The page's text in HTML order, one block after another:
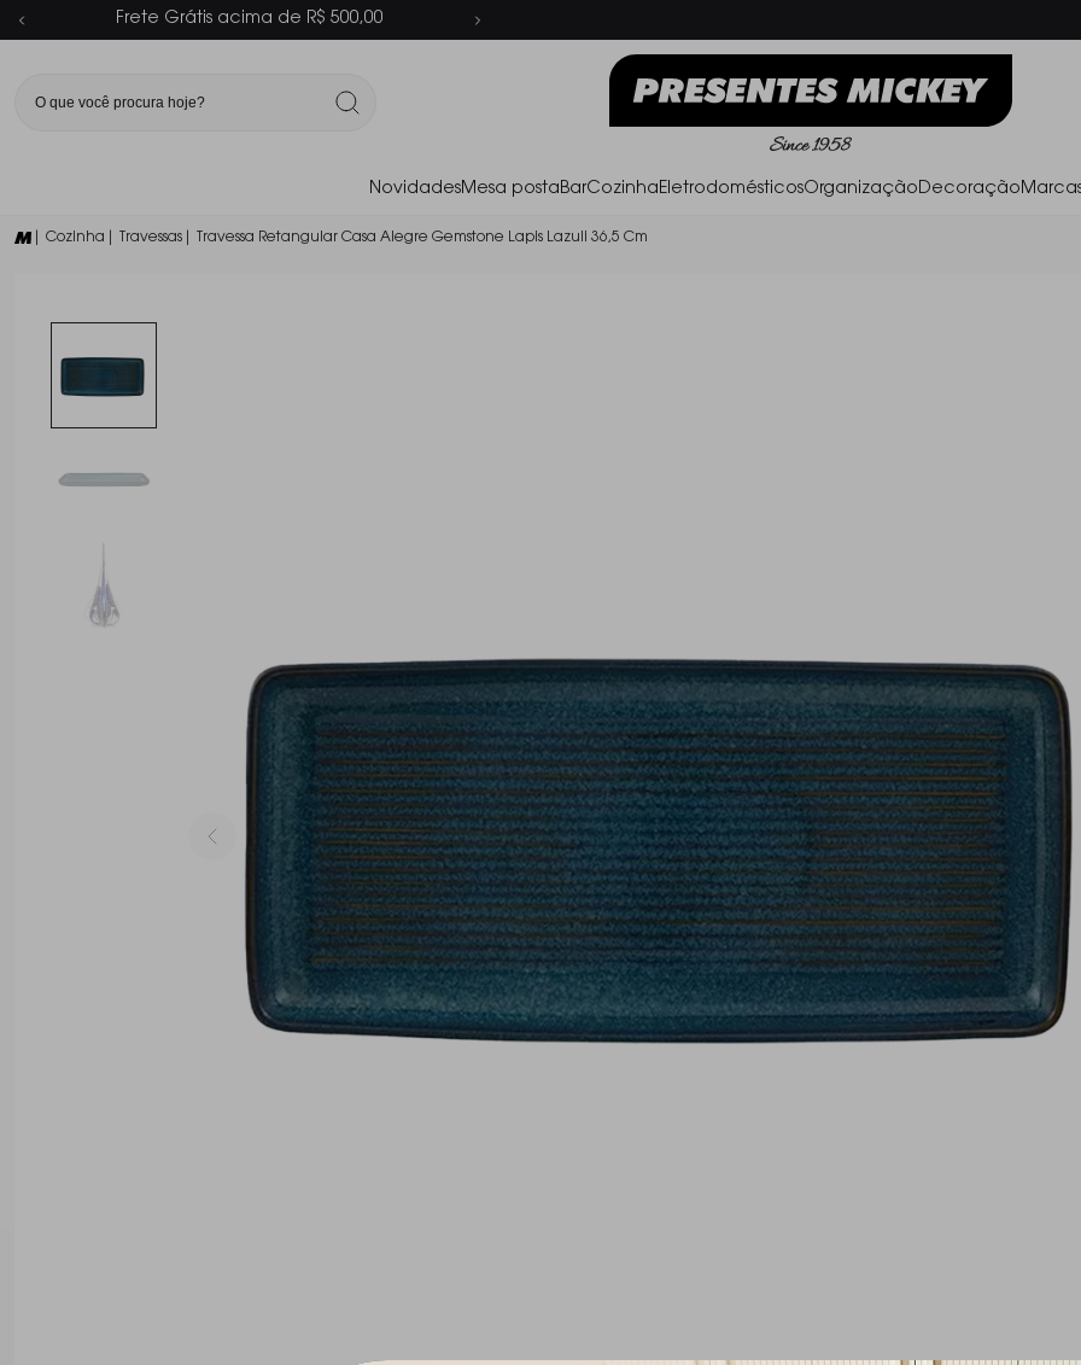
Parcelamento em até 6x sem juros
NovidadesMesa postaBarCozinhaEletrodomésticosOrganizaçãoDecoração
| Cozinha | Travessas | Travessa Retangular Casa Alegre Gemstone Lapis Lazuli 36,5 Cm